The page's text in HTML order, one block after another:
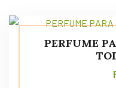
PERFUME